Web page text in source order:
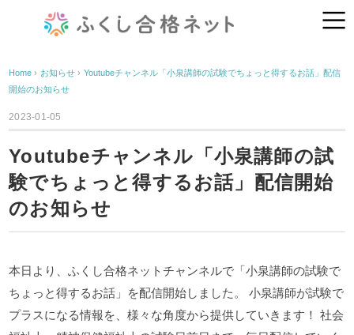
Home › お知らせ › Youtubeチャンネル「小泉講師の試験でちょっと得するお話」配信
開始のお知らせ
2023-01-05
Youtubeチャンネル「小泉講師の試
験でちょっと得するお話」配信開始
のお知らせ
本日より、ふくし合格ネットチャンネルで「小泉講師の試験で
ちょっと得するお話」を配信開始しました。
小泉講師が試験で
プラスになる情報を、様々な角度から提供していきます！ 社会